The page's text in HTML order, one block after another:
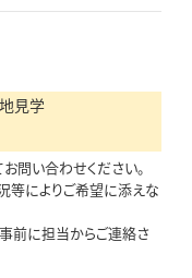
見学
問い合わせください。
等によりご希望に添えな
前に担当からご連絡さ